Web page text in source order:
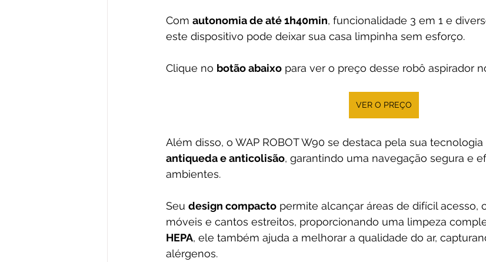
Com autonomia de até 1h40min, funcionalidade 3 em 1 e
este dispositivo pode deixar sua casa limpinha sem esforço.
Clique no botão abaixo para ver o preço desse robô aspirador
VER O PREÇO
Além disso, o WAP ROBOT W90 se destaca pela sua
antiqueda e anticolisão, garantindo uma navegação segura e
ambientes.
Seu design compacto permite alcançar áreas de difícil acesso,
móveis e cantos estreitos, proporcionando uma limpeza
HEPA, ele também ajuda a melhorar a qualidade do ar,
alérgenos.